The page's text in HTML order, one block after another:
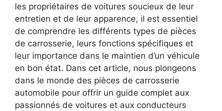
les propriétaires de voitures soucieux de leur
entretien et de leur apparence, il est essentiel
de comprendre les différents types de pièces
de carrosserie, leurs fonctions spécifiques et
leur importance dans le maintien d’un véhicule
en bon état. Dans cet article, nous plongeons
dans le monde des pièces de carrosserie
automobile pour offrir un guide complet aux
passionnés de voitures et aux conducteurs